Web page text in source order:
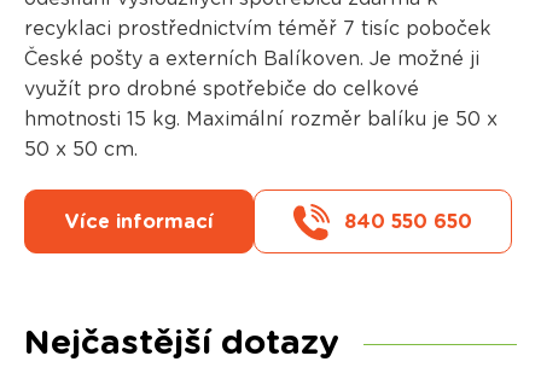
recyklaci prostřednictvím téměř 7 tisíc poboček
České pošty a externích Balíkoven. Je možné ji
využít pro drobné spotřebiče do celkové
hmotnosti 15 kg. Maximální rozměr balíku je 50 x
50 x 50 cm.
Více informací 840 550 650
Nejčastější dotazy